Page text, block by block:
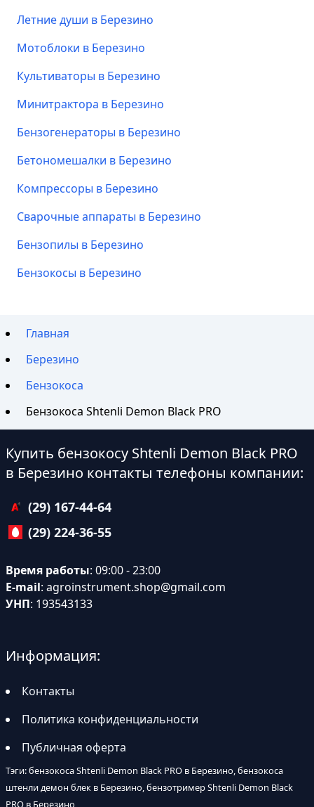
Летние души в Березино
Мотоблоки в Березино
Культиваторы в Березино
Минитрактора в Березино
Бензогенераторы в Березино
Бетономешалки в Березино
Компрессоры в Березино
Сварочные аппараты в Березино
Бензопилы в Березино
Бензокосы в Березино
Главная
Березино
Бензокоса
Бензокоса Shtenli Demon Black PRO
Купить бензокосу Shtenli Demon Black PRO
в Березино контакты телефоны компании:
(29) 167-44-64
(29) 224-36-55
Время работы: 09:00 - 23:00
E-mail: agroinstrument.shop@gmail.com
УНП: 193543133
Информация:
Контакты
Политика конфиденциальности
Публичная оферта
Тэги: бензокоса Shtenli Demon Black PRO в Березино, бензокоса
штенли демон блек в Березино, бензотример Shtenli Demon Black
PRO в Березино